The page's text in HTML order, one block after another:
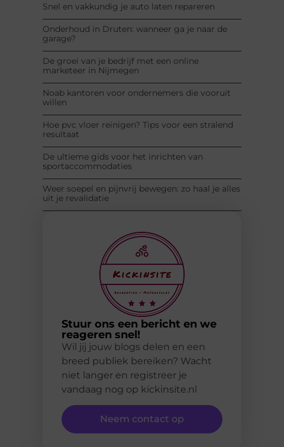
Snel en vakkundig je auto laten repareren
Onderhoud in Druten: wanneer ga je naar de
garage?
De groei van je bedrijf met een online
marketeer in Nijmegen
Noab kantoren voor ondernemers die vooruit
willen
Hoe pvc vloer reinigen? Tips voor een stralend
resultaat
De ultieme gids voor het inrichten van
sportaccommodaties
Weer soepel en pijnvrij bewegen: zo haal je alles
uit je revalidatie
Stuur ons een bericht en we
reageren snel!
Wil jij jouw blogs delen en een
breed publiek bereiken? Wacht
niet langer en registreer je
vandaag nog op kickinsite.nl
Neem contact op